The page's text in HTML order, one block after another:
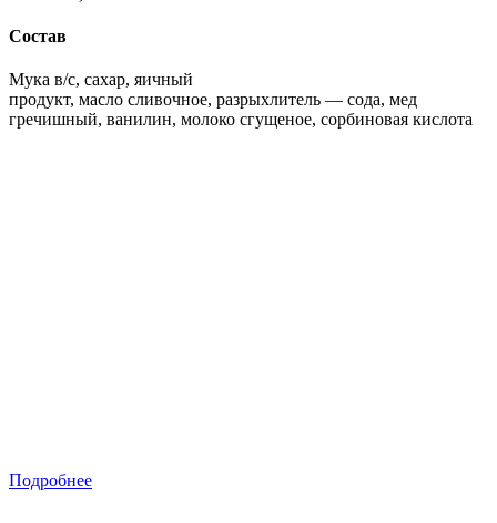
Состав
Мука в/с, сахар, яичный
продукт, масло сливочное, разрыхлитель — сода, мед
гречишный, ванилин, молоко сгущеное, сорбиновая кислота
Подробнее